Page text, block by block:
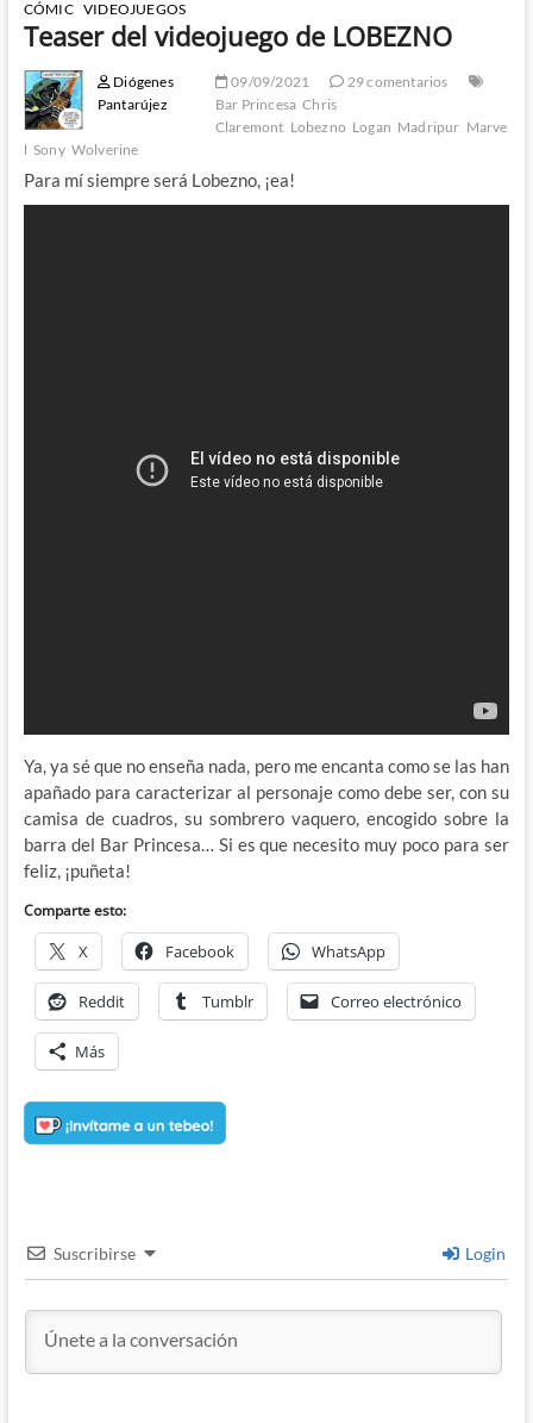
CÓMIC VIDEOJUEGOS
Teaser del videojuego de LOBEZNO
Diógenes
Pantarújez
09/09/2021
29 comentarios
Bar Princesa Chris
Claremont Lobezno Logan Madripur Marve
l Sony Wolverine
Para mí siempre será Lobezno, ¡ea!
Ya, ya sé que no enseña nada, pero me encanta como se las han
apañado para caracterizar al personaje como debe ser, con su
camisa de cuadros, su sombrero vaquero, encogido sobre la
barra del Bar Princesa… Si es que necesito muy poco para ser
feliz, ¡puñeta!
Comparte esto:
X Facebook WhatsApp
Reddit Tumblr Correo electrónico
Más
Suscribirse Login